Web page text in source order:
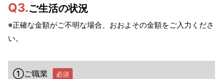
Q3.ご生活の状況
※正確な金額がご不明な場合、おおよその金額をご入力くださ
い。
①ご職業 必須